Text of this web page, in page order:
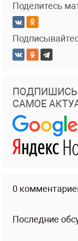
Поделитесь
САМОЕ
0
Последние